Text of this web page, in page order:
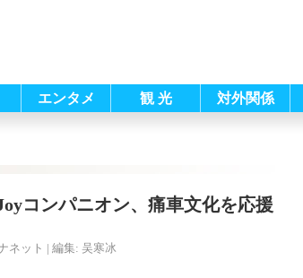
エンタメ 観 光 対外関係
コンパニオン、痛車文化を応援
ネット | 編集: 吴寒冰